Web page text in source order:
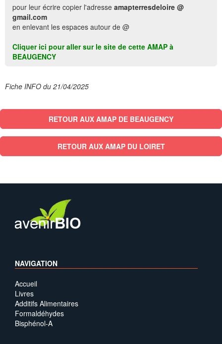
pour leur écrire copier l'adresse amapterresdeloire @
gmail.com
en enlevant les espaces autour de @
Cliquer ici pour aller sur le site de cette AMAP à
BEAUGENCY
Fiche INFO du 21/04/2025
RETOUR AUX AMAP DE BEAUGENCY
RETOUR AUX AMAP DU LOIRET
NAVIGATION
Accueil
Livres
Additifs Alimentaires
Formaldéhydes
Bisphénol-A